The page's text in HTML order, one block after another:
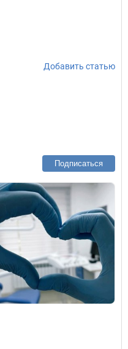
Добавить статью
Подписаться